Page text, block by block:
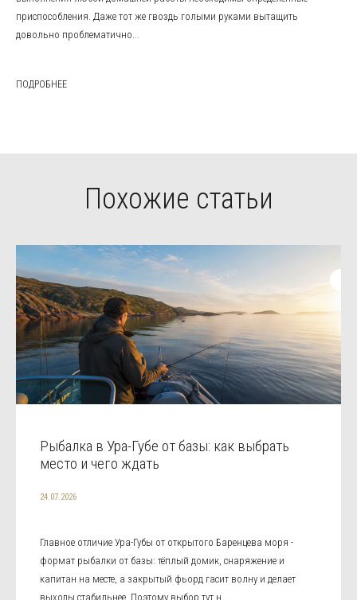
приспособления. Даже тот же гвоздь голыми руками вытащить
довольно проблематично...
ПОДРОБНЕЕ
Похожие статьи
Рыбалка в Ура-Губе от базы: как выбрать
место и чего ждать
24.07.2026
Главное отличие Ура-Губы от открытого Баренцева моря -
формат рыбалки от базы: тёплый домик, снаряжение и
капитан на месте, а закрытый фьорд гасит волну и делает
выходы стабильнее. Поэтому выбор тут н...